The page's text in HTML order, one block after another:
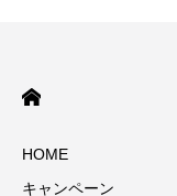
HOME
キャンペーン